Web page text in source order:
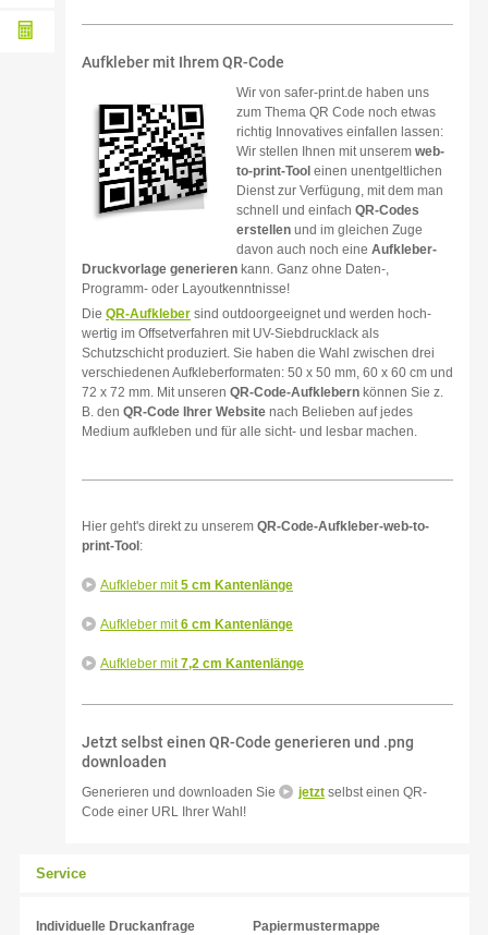
Verpackung
Papiergewicht-Aufkleber mit Ihrem QR-Code
Wir von safer-print.de haben uns
zum Thema QR Code noch etwas
richtig Innovatives einfallen lassen:
Wir stellen Ihnen mit unserem web-
to-print-Tool einen unentgeltlichen
Dienst zur Verfügung, mit dem man
schnell und einfach QR-Codes
erstellen und im gleichen Zuge
davon auch noch eine Aufkleber-
Druck­vorlage generieren kann. Ganz ohne Daten-,
Programm- oder Layoutkenntnisse!
Die QR-Aufkleber sind outdoor­geeignet und werden hoch­
wertig im Offset­verfahren mit UV-Sieb­druck­lack als
Schutzschicht produ­ziert. Sie haben die Wahl zwischen drei
verschie­denen Aufkleber­formaten: 50 x 50 mm, 60 x 60 cm und
72 x 72 mm. Mit unseren QR-Code-Aufklebern können Sie z.
B. den QR-Code Ihrer Website nach Belieben auf jedes
Medium aufkleben und für alle sicht- und lesbar machen.
Hier geht's direkt zu unserem QR-Code-Aufkleber-web-to-
print-Tool :
Aufkleber mit5 cm Kantenlänge
Aufkleber mit6 cm Kantenlänge
Aufkleber mit7,2 cm Kantenlänge
Jetzt selbst einen QR-Code generieren und .png
downloaden
Generieren und downloaden Sie jetzt selbst einen QR-
Code einer URL Ihrer Wahl!
Service
Individuelle Druckanfrage Papiermustermappe